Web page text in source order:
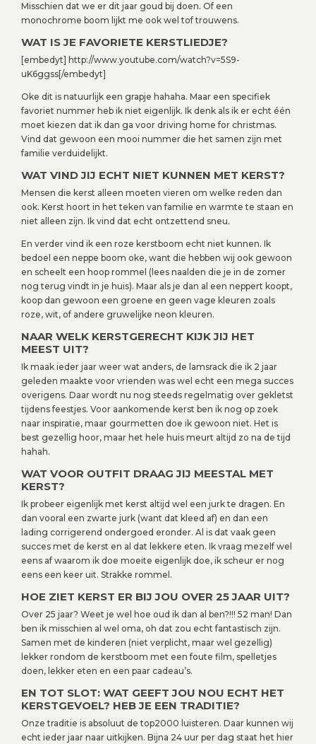
Misschien dat we er dit jaar goud bij doen. Of een
monochrome boom lijkt me ook wel tof trouwens.
WAT IS JE FAVORIETE KERSTLIEDJE?
[embedyt] http://www.youtube.com/watch?v=5S9-
uK6ggss[/embedyt]
Oke dit is natuurlijk een grapje hahaha. Maar een specifiek
favoriet nummer heb ik niet eigenlijk. Ik denk als ik er echt één
moet kiezen dat ik dan ga voor driving home for christmas.
Vind dat gewoon een mooi nummer die het samen zijn met
familie verduidelijkt.
WAT VIND JIJ ECHT NIET KUNNEN MET KERST?
Mensen die kerst alleen moeten vieren om welke reden dan
ook. Kerst hoort in het teken van familie en warmte te staan en
niet alleen zijn. Ik vind dat echt ontzettend sneu.
En verder vind ik een roze kerstboom echt niet kunnen. Ik
bedoel een neppe boom oke, want die hebben wij ook gewoon
en scheelt een hoop rommel (lees naalden die je in de zomer
nog terug vindt in je huis). Maar als je dan al een neppert koopt,
koop dan gewoon een groene en geen vage kleuren zoals
roze, wit, of andere gruwelijke neon kleuren.
NAAR WELK KERSTGERECHT KIJK JIJ HET
MEEST UIT?
Ik maak ieder jaar weer wat anders, de lamsrack die ik 2 jaar
geleden maakte voor vrienden was wel echt een mega succes
overigens. Daar wordt nu nog steeds regelmatig over gekletst
tijdens feestjes. Voor aankomende kerst ben ik nog op zoek
naar inspiratie, maar gourmetten doe ik gewoon niet. Het is
best gezellig hoor, maar het hele huis meurt altijd zo na de tijd
hahah.
WAT VOOR OUTFIT DRAAG JIJ MEESTAL MET
KERST?
Ik probeer eigenlijk met kerst altijd wel een jurk te dragen. En
dan vooral een zwarte jurk (want dat kleed af) en dan een
lading corrigerend ondergoed eronder. Al is dat vaak geen
succes met de kerst en al dat lekkere eten. Ik vraag mezelf wel
eens af waarom ik doe moeite eigenlijk doe, ik scheur er nog
eens een keer uit. Strakke rommel.
HOE ZIET KERST ER BIJ JOU OVER 25 JAAR UIT?
Over 25 jaar? Weet je wel hoe oud ik dan al ben?!!! 52 man! Dan
ben ik misschien al wel oma, oh dat zou echt fantastisch zijn.
Samen met de kinderen (niet verplicht, maar wel gezellig)
lekker rondom de kerstboom met een foute film, spelletjes
doen, lekker eten en een paar cadeau’s.
EN TOT SLOT: WAT GEEFT JOU NOU ECHT HET
KERSTGEVOEL? HEB JE EEN TRADITIE?
Onze traditie is absoluut de top2000 luisteren. Daar kunnen wij
echt ieder jaar naar uitkijken. Bijna 24 uur per dag staat het hier